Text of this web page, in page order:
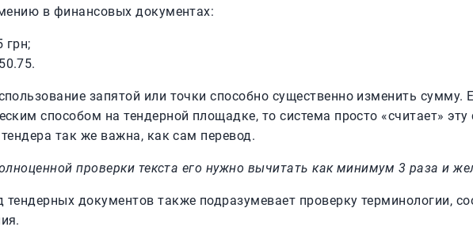
в финансовых документах:
грн;
запятой или точки способно существенно изменить сумму.
способом на тендерной площадке, то система просто «считает»
так же важна, как сам перевод.
проверки текста его нужно вычитать как минимум 3 раза и
документов также подразумевает проверку терминологии,